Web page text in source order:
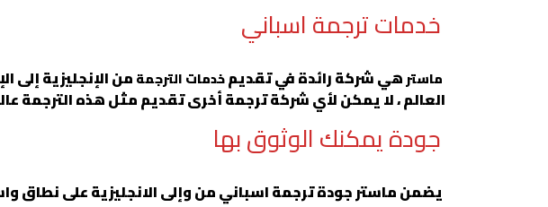
خدمات ترجمة اسباني
ماسترهي شركة رائدة في تقديمخدمات الترجمةمن الإنجليزية إلى
العالم ، لا يمكن لأي شركة ترجمة أخرى تقديم مثل هذه الترجمة
جودة يمكنك الوثوق بها
يضمن ماستر جودة ترجمة اسباني من وإلى الانجليزية على نطاق